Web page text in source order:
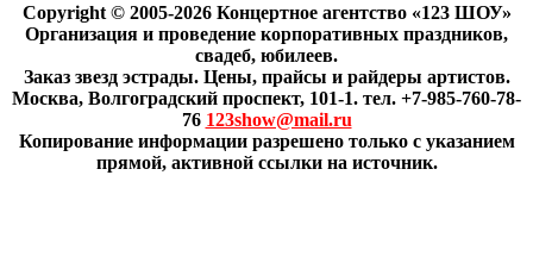
Copyright © 2005-2026 Концертное агентство «123 ШОУ»
Организация и проведение корпоративных праздников,
свадеб, юбилеев.
Заказ звезд эстрады. Цены, прайсы и райдеры артистов.
Москва, Волгоградский проспект, 101-1. тел. +7-985-760-78-
76 123show@mail.ru
Копирование информации разрешено только с указанием
прямой, активной ссылки на источник.